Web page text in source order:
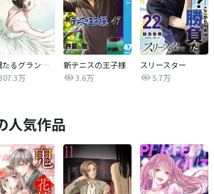
絢爛たるグランドセーヌ
万
新テニスの王子様
3.6万
スリースター
5.7万
人気作品